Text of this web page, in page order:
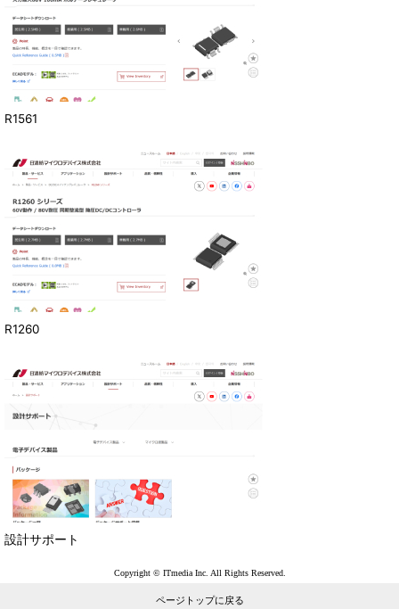
R1561
R1260
設計サポート
Copyright © ITmedia Inc. All Rights Reserved.
ページトップに戻る